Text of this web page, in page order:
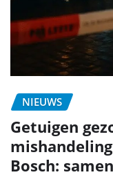
NIEUWS
Getuigen
Bosch: